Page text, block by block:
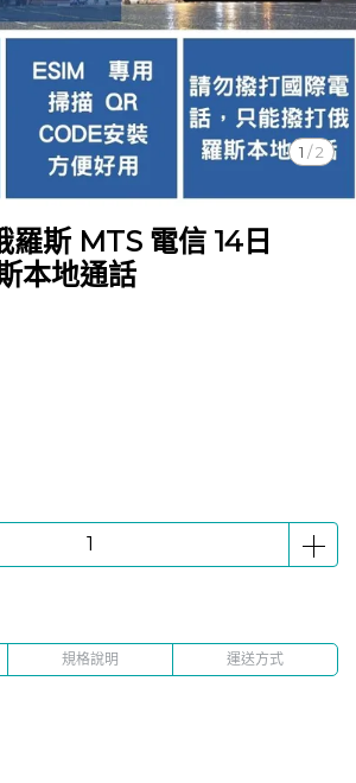
1 /2
羅斯 MTS 電信 14日
本地通話
規格說明 運送方式